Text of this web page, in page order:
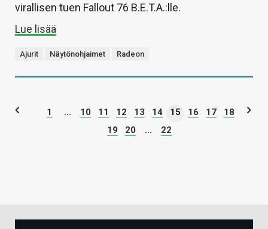
virallisen tuen Fallout 76 B.E.T.A.:lle.
Lue lisää
Ajurit Näytönohjaimet Radeon
1 ... 10 11 12 13 14 15 16 17
18
19
20 ... 22